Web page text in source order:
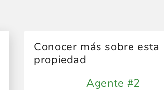
Conocer más sobre esta
propiedad
Agente #2